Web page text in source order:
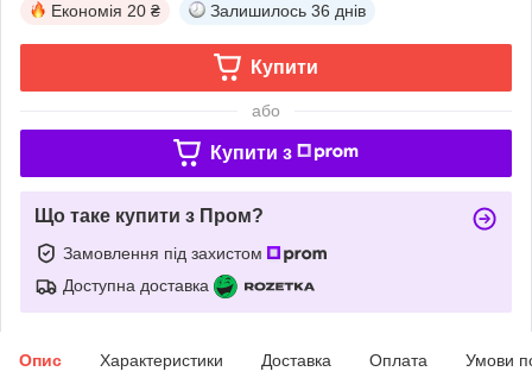
Економія 20 ₴ Залишилось 36 днів
Купити
або
Купити з
Що таке купити з Пром?
Замовлення під захистом
Доступна доставка
Опис Характеристики Доставка Оплата Умови